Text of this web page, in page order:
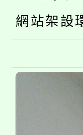
半價
份教
大溪
份
淨
會
115
網站架設